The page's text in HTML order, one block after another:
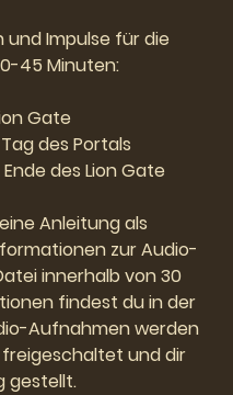
Impulse für die
45 Minuten:
Gate
des Portals
des Lion Gate
Anleitung als
zur Audio-
innerhalb von 30
findest du in der
Aufnahmen werden
freigeschaltet und dir
gestellt.